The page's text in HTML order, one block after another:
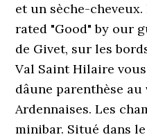
et un sèche-
rated "Good" by our
de Givet, sur les
Val Saint Hilaire
dâune parenthèse
Ardennaises. Les
minibar. Situé dans